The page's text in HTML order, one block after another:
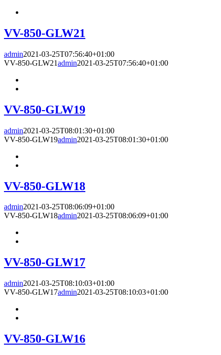
VV-850-GLW21
admin2021-03-25T07:56:40+01:00
VV-850-GLW21admin2021-03-25T07:56:40+01:00
VV-850-GLW19
admin2021-03-25T08:01:30+01:00
VV-850-GLW19admin2021-03-25T08:01:30+01:00
VV-850-GLW18
admin2021-03-25T08:06:09+01:00
VV-850-GLW18admin2021-03-25T08:06:09+01:00
VV-850-GLW17
admin2021-03-25T08:10:03+01:00
VV-850-GLW17admin2021-03-25T08:10:03+01:00
VV-850-GLW16